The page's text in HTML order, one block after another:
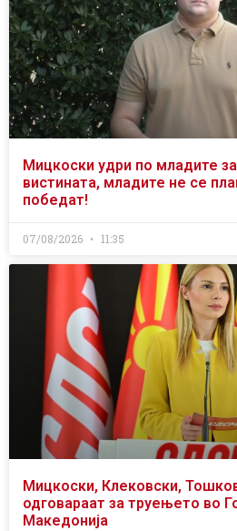
Мицкоски удри по младите
вистината, младите не се
победат!
07/08/2026 11:35
Мицкоски, Клековски,
одговараат за труењето во
Македонија